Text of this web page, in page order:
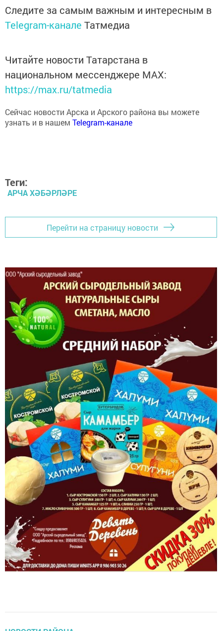
Следите за самым важным и интересным в
Telegram-канале Татмедиа
Читайте новости Татарстана в
национальном мессенджере MАХ:
https://max.ru/tatmedia
Сейчас новости Арска и Арского района вы можете
узнать и в нашемTelegram-канале
Теги:
АРЧА ХӘБӘРЛӘРЕ
Перейти на страницу новости
НОВОСТИ РАЙОНА